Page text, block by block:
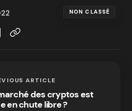
NON CLASSÉ
ARTICLE
des cryptos est
en chute libre ?